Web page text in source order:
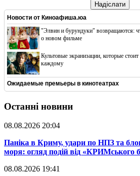
Надіслати
Новости от Киноафиша.юа
"Элвин и бурундуки" возвращаются:
о новом фильме
Культовые экранизации, которые
каждому
Ожидаемые премьеры в кинотеатрах
Останні новини
08.08.2026 20:04
Паніка в Криму, удари по НПЗ та
моря: огляд подій від «КРИМського
08.08.2026 19:41